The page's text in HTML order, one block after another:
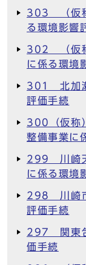
303 （仮称
る環境影響
302 （仮称
に係る環境
301 北加瀬
評価手続
300（仮称
整備事業に
299 川崎
に係る環境
298 川崎市
評価手続
297 関東包
価手続